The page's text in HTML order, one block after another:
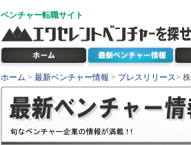
ベンチャー転職サイト
ホーム > 最新ベンチャー情報 > プレスリリース>